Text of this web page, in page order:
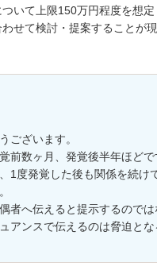
いて上限150万円程度を想
せて検討・提案することが現
ございます。
前数ヶ月、発覚後半年ほどで
1度発覚した後も関係を続
者へ伝えると提示するので
アンスで伝えるのは脅迫とな